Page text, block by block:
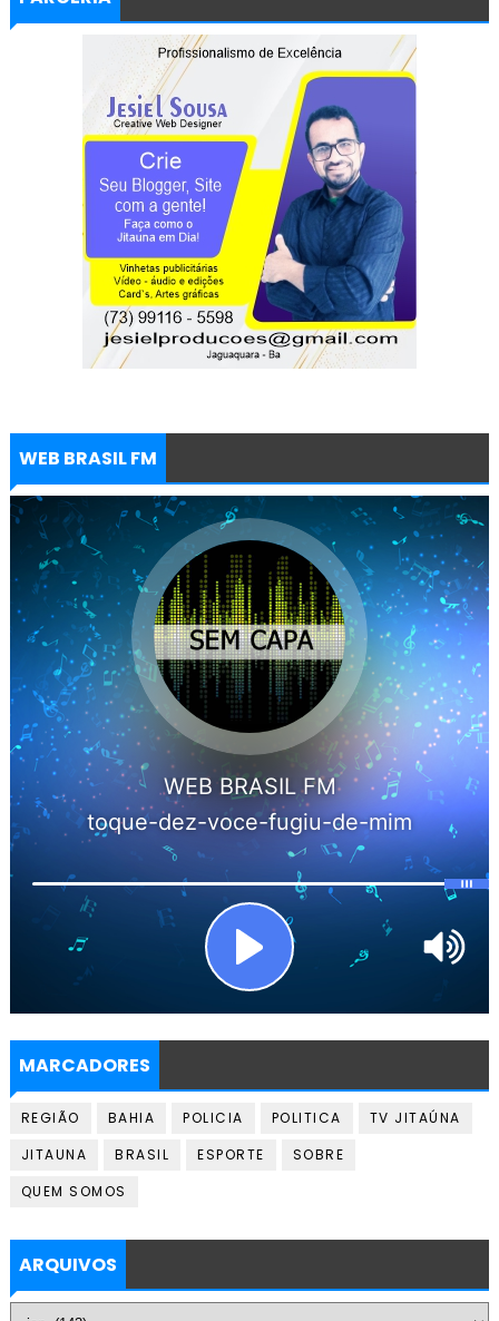
WEB BRASIL FM
MARCADORES
REGIÃO BAHIA POLICIA POLITICA
TV JITAÚNA
JITAUNA
BRASIL ESPORTE
SOBRE
QUEM SOMOS
ARQUIVOS